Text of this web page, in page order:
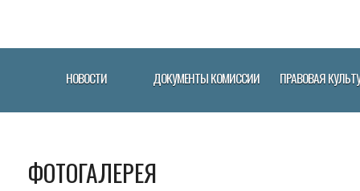
НОВОСТИ ДОКУМЕНТЫ КОМИССИИ ПРАВОВАЯ
ФОТОГАЛЕРЕЯ